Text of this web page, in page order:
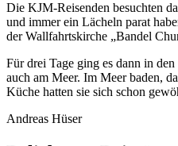
Die KJM-Reisenden besuchten
und immer ein Lächeln parat
der Wallfahrtskirche „Bandel
Für drei Tage ging es dann in
auch am Meer. Im Meer baden,
Küche hatten sie sich schon
Andreas Hüser